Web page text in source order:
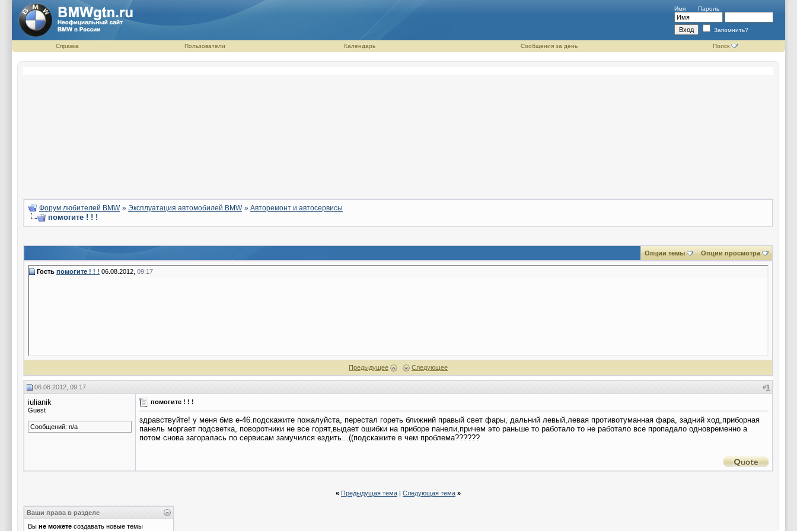
Имя Пароль
Запомнить?
Справка Пользователи Календарь Сообщения за день Поиск
Форум любителей BMW » Эксплуатация автомобилей BMW » Авторемонт и автосервисы
помогите ! ! !
Опции темы Опции просмотра
Гость помогите ! ! ! 06.08.2012, 09:17
Предыдущее Следующее
06.08.2012, 09:17 #1
iulianik
Guest
Сообщений: n/a
помогите ! ! !
здравствуйте! у меня бмв е-46.подскажите пожалуйста, перестал гореть ближний правый свет фары, дальний левый,левая противотуманная фара, задний ход,приборная
панель моргает подсветка, поворотники не все горят,выдает ошибки на приборе панели,причем это раньше то работало то не работало все пропадало одновременно а
потом снова загоралась по сервисам замучился ездить...((подскажите в чем проблема??????
« Предыдущая тема | Следующая тема »
Ваши права в разделе
Вы не можете создавать новые темы